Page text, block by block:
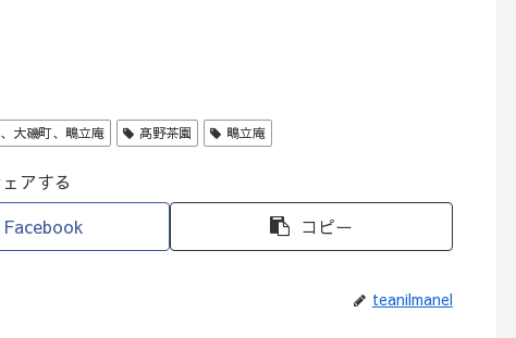
大磯町、鴫立庵 髙野茶園 鴫立庵
アする
Facebook
コピー
teanilmanel